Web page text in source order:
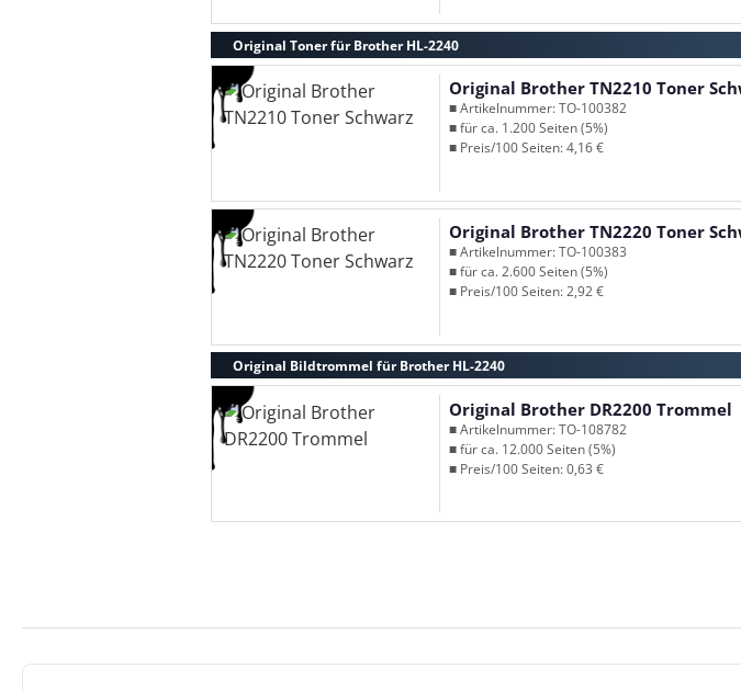
Original Toner für Brother HL-2240
Original Brother TN2210 Toner
■ Artikelnummer: TO-100382
■ für ca. 1.200 Seiten (5%)
■ Preis/100 Seiten: 4,16 €
Original Brother TN2220 Toner
■ Artikelnummer: TO-100383
■ für ca. 2.600 Seiten (5%)
■ Preis/100 Seiten: 2,92 €
Original Bildtrommel für Brother HL-2240
Original Brother DR2200 Trommel
■ Artikelnummer: TO-108782
■ für ca. 12.000 Seiten (5%)
■ Preis/100 Seiten: 0,63 €